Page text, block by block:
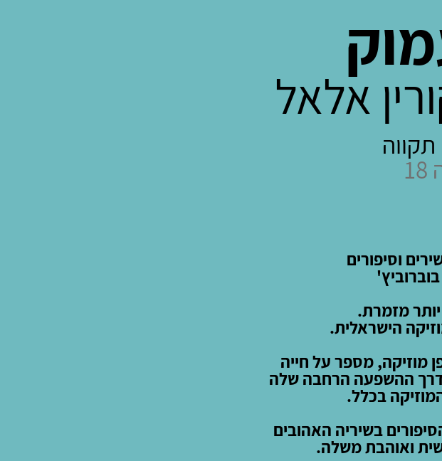
אלאל
וסיפורים
מזמרת.
הישראלית.
מוזיקה, מספר על חייה
דרך ההשפעה הרחבה שלה
בכלל.
בשיריה האהובים
ואוהבת משלה.